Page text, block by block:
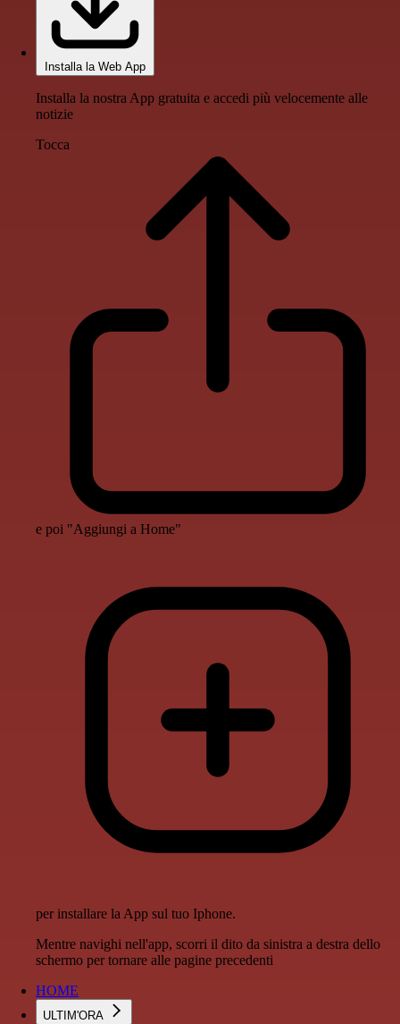
Installa la Web App
Installa la nostra App gratuita e accedi più velocemente alle
notizie
Tocca
e poi "Aggiungi a Home"
per installare la App sul tuo Iphone.
Mentre navighi nell'app, scorri il dito da sinistra a destra dello
schermo per tornare alle pagine precedenti
HOME
ULTIM'ORA